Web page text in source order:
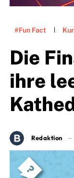
#Fun Fact
Die
ihre
Redaktion